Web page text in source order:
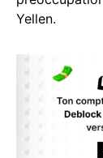
Yellen.